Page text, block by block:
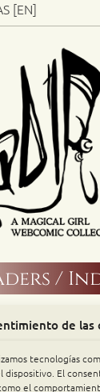
de las
tecnologías
dispositivo. El
el
[EN]
/